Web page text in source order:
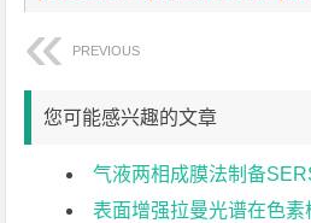
PREVIOUS
您可能感兴趣的文章
气液两相成膜法制备SERS
表面增强拉曼光谱在色